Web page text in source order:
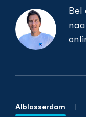
Bel
Alblasserdam